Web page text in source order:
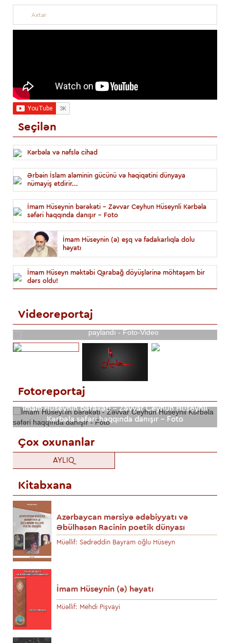
Seçilən
Kərbəla və nəfslə cihad
Ərbəin İslam aləminin gücünü və həqiqətini dünyaya
nümayiş etdirir...
İmam Hüseynin bərəkəti - Zəvvar Ceyhun Hüseynli Kərbəla
səfəri haqqında danışır - Foto
İmam Hüseynin (ə) eşq və fədakarlıqla dolu
həyatı
İmam Hüseyn məktəbi Qarabağ döyüşlərinə möhtəşəm bir
dərs oldu!
Videoreportaj
Şuşada şəhidlərimizin adından Xanım Zəhra (s.ə) ehsanı
paylandı - Foto-Video
Fotoreportaj
İmam Hüseynin bərəkəti - Zəvvar Ceyhun Hüseynli
Kərbəla səfəri haqqında danışır - Foto
Çox oxunanlar
AYLIQ
Kitabxana
Azərbaycan mərsiyə ədəbiyyatı və
Əbülhəsən Racinin poetik dünyası
Müəllif: Sədrəddin Bayram oğlu Hüseyn
İmam Hüseynin (ə) həyatı
Müəllif: Mehdi Pişvayi